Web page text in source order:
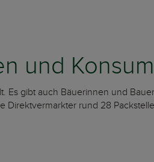
und
gibt auch Bäuerinnen und
rund 28